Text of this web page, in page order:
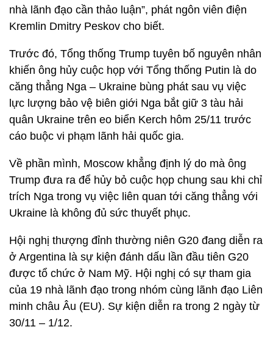
nhà lãnh đạo cần thảo luận”, phát ngôn viên điện
Kremlin Dmitry Peskov cho biết.
Trước đó, Tổng thống Trump tuyên bố nguyên nhân
khiến ông hủy cuộc họp với Tổng thống Putin là do
căng thẳng Nga – Ukraine bùng phát sau vụ việc
lực lượng bảo vệ biên giới Nga bắt giữ 3 tàu hải
quân Ukraine trên eo biển Kerch hôm 25/11 trước
cáo buộc vi phạm lãnh hải quốc gia.
Về phần mình, Moscow khẳng định lý do mà ông
Trump đưa ra để hủy bỏ cuộc họp chung sau khi chỉ
trích Nga trong vụ việc liên quan tới căng thẳng với
Ukraine là không đủ sức thuyết phục.
Hội nghị thượng đỉnh thường niên G20 đang diễn ra
ở Argentina là sự kiện đánh dấu lần đầu tiên G20
được tổ chức ở Nam Mỹ. Hội nghị có sự tham gia
của 19 nhà lãnh đạo trong nhóm cùng lãnh đạo Liên
minh châu Âu (EU). Sự kiện diễn ra trong 2 ngày từ
30/11 – 1/12.